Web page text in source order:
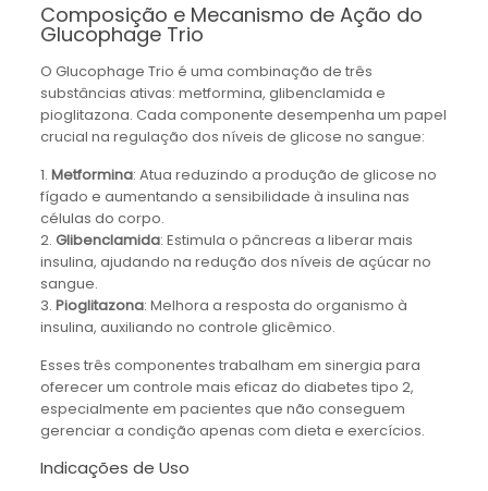
Composição e Mecanismo de Ação do
Glucophage Trio
O Glucophage Trio é uma combinação de três
substâncias ativas: metformina, glibenclamida e
pioglitazona. Cada componente desempenha um papel
crucial na regulação dos níveis de glicose no sangue:
1.Metformina: Atua reduzindo a produção de glicose no
fígado e aumentando a sensibilidade à insulina nas
células do corpo.
2.Glibenclamida: Estimula o pâncreas a liberar mais
insulina, ajudando na redução dos níveis de açúcar no
sangue.
3.Pioglitazona: Melhora a resposta do organismo à
insulina, auxiliando no controle glicêmico.
Esses três componentes trabalham em sinergia para
oferecer um controle mais eficaz do diabetes tipo 2,
especialmente em pacientes que não conseguem
gerenciar a condição apenas com dieta e exercícios.
Indicações de Uso